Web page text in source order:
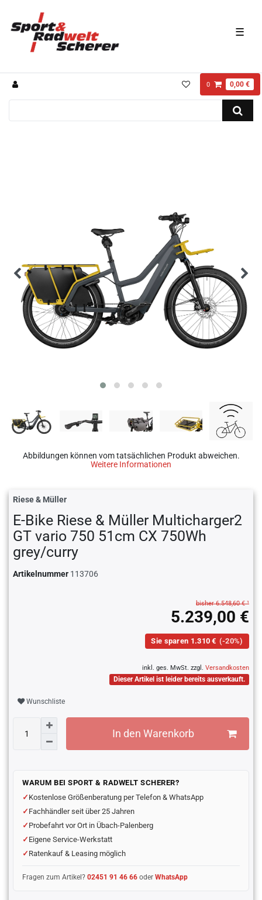
☰
0 0,00 €
Abbildungen können vom tatsächlichen Produkt abweichen.
Weitere Informationen
Riese & Müller
E-Bike Riese & Müller Multicharger2
GT vario 750 51cm CX 750Wh
grey/curry
Artikelnummer 113706
bisher 6.548,60 € ¹
5.239,00 €
Sie sparen 1.310 € (-20%)
inkl. ges. MwSt. zzgl. Versandkosten
Dieser Artikel ist leider bereits ausverkauft.
Wunschliste
In den Warenkorb
WARUM BEI SPORT & RADWELT SCHERER?
Kostenlose Größenberatung per Telefon & WhatsApp
Fachhändler seit über 25 Jahren
Probefahrt vor Ort in Übach-Palenberg
Eigene Service-Werkstatt
Ratenkauf & Leasing möglich
Fragen zum Artikel?02451 91 46 66 oderWhatsApp